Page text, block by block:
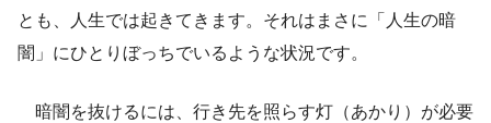
とも、人生では起きてきます。それはまさに「人生の暗
闇」にひとりぼっちでいるような状況です。
暗闇を抜けるには、行き先を照らす灯（あかり）が必要